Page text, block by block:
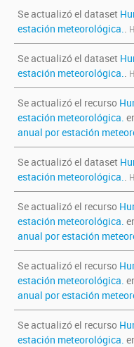
Se actualizó el dataset
estación meteorológica..
Se actualizó el dataset
estación meteorológica..
Se actualizó el recurso
estación meteorológica.
anual por estación
Se actualizó el dataset
estación meteorológica..
Se actualizó el recurso
estación meteorológica.
anual por estación
Se actualizó el recurso
estación meteorológica.
anual por estación
Se actualizó el recurso
estación meteorológica.